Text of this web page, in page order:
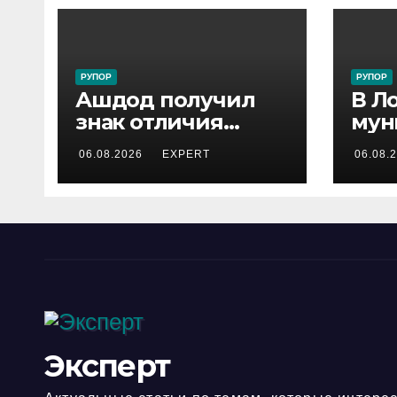
РУПОР
Ашдод получил
знак отличия
министра обороны
за поддержку
резервистов
06.08.2026 EXPERT
РУПОР
В
Эксперт